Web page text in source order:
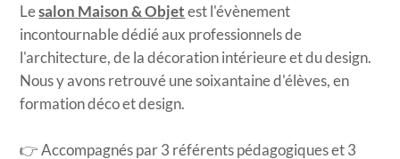
Lesalon Maison & Objet est l'évènement
incontournable dédié aux professionnels de
l'architecture, de la décoration intérieure et du design.
Nous y avons retrouvé une soixantaine d'élèves, en
formation déco et design.
👉 Accompagnés par 3 référents pédagogiques et 3